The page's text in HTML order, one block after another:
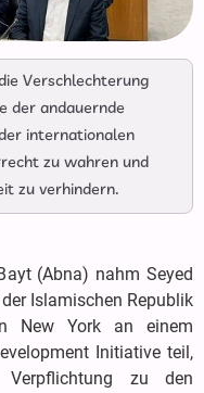
Verschlechterung
der andauernde
internationalen
zu wahren und
zu verhindern.
(Abna) nahm Seyed
Islamischen Republik
New York an einem
Initiative teil,
zu den